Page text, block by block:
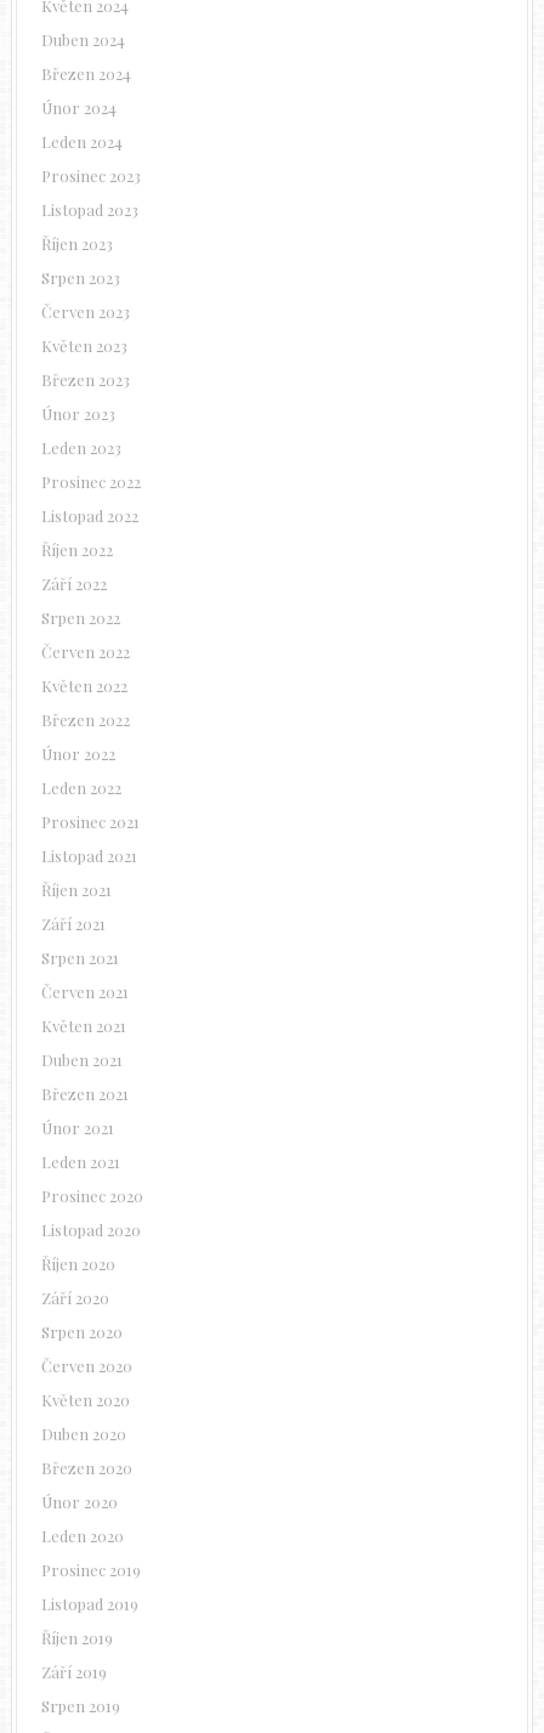
Květen 2024
Duben 2024
Březen 2024
Únor 2024
Leden 2024
Prosinec 2023
Listopad 2023
Říjen 2023
Srpen 2023
Červen 2023
Květen 2023
Březen 2023
Únor 2023
Leden 2023
Prosinec 2022
Listopad 2022
Říjen 2022
Září 2022
Srpen 2022
Červen 2022
Květen 2022
Březen 2022
Únor 2022
Leden 2022
Prosinec 2021
Listopad 2021
Říjen 2021
Září 2021
Srpen 2021
Červen 2021
Květen 2021
Duben 2021
Březen 2021
Únor 2021
Leden 2021
Prosinec 2020
Listopad 2020
Říjen 2020
Září 2020
Srpen 2020
Červen 2020
Květen 2020
Duben 2020
Březen 2020
Únor 2020
Leden 2020
Prosinec 2019
Listopad 2019
Říjen 2019
Září 2019
Srpen 2019